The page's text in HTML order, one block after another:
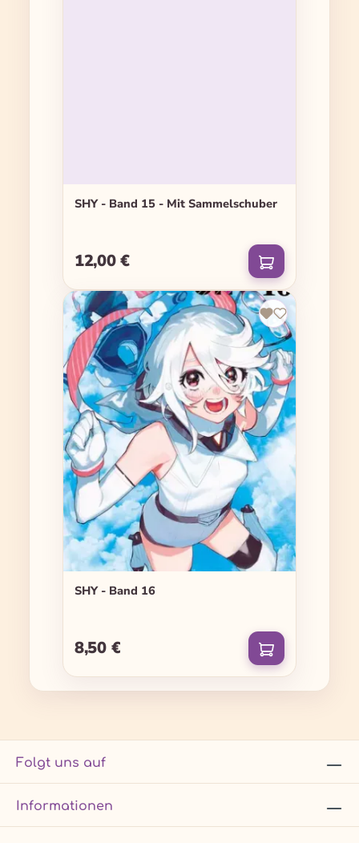
SHY - Band 15 - Mit Sammelschuber
Regulärer Preis:
12,00 €
SHY - Band 16
Regulärer Preis:
8,50 €
Folgt uns auf
Informationen